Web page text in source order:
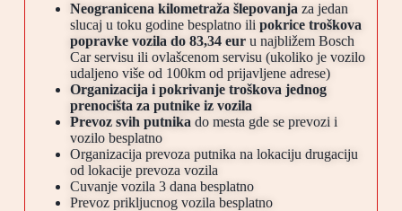
Neogranicena kilometraža šlepovanja za jedan
slucaj u toku godine besplatno ili pokrice troškova
popravke vozila do 83,34 euru najbližem Bosch
Car servisu ili ovlašcenom servisu (ukoliko je vozilo
udaljeno više od 100km od prijavljene adrese)
Organizacija i pokrivanje troškova jednog
prenocišta za putnike iz vozila
Prevoz svih putnika do mesta gde se prevozi i
vozilo besplatno
Organizacija prevoza putnika na lokaciju drugaciju
od lokacije prevoza vozila
Cuvanje vozila 3 dana besplatno
Prevoz prikljucnog vozila besplatno